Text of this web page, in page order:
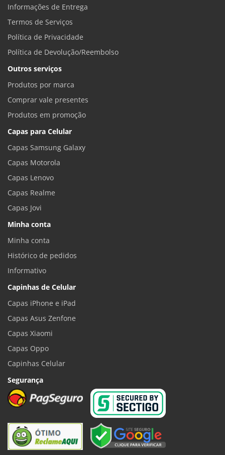
Informações de Entrega
Termos de Serviços
Política de Privacidade
Política de Devolução/Reembolso
Outros serviços
Produtos por marca
Comprar vale presentes
Produtos em promoção
Capas para Celular
Capas Samsung Galaxy
Capas Motorola
Capas Lenovo
Capas Realme
Capas Jovi
Minha conta
Minha conta
Histórico de pedidos
Informativo
Capinhas de Celular
Capas iPhone e iPad
Capas Asus Zenfone
Capas Xiaomi
Capas Oppo
Capinhas Celular
Segurança